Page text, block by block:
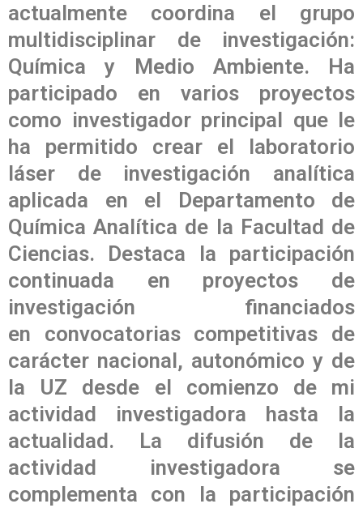
actualmente coordina el grupo
multidisciplinar de investigación:
Química y Medio Ambiente. Ha
participado en varios proyectos
como investigador principal que le
ha permitido crear el laboratorio
láser de investigación analítica
aplicada en el Departamento de
Química Analítica de la Facultad de
Ciencias. Destaca la participación
continuada en proyectos de
investigación financiados
en convocatorias competitivas de
carácter nacional, autonómico y de
la UZ desde el comienzo de mi
actividad investigadora hasta la
actualidad. La difusión de la
actividad investigadora se
complementa con la participación